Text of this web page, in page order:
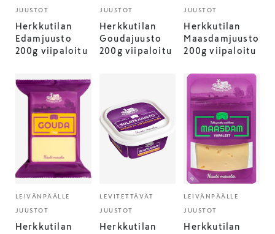
JUUSTOT
Herkkutilan
Edamjuusto
200g viipaloitu
JUUSTOT
Herkkutilan
Goudajuusto
200g viipaloitu
JUUSTOT
Herkkutilan
Maasdamjuusto
200g viipaloitu
LEIVÄNPÄÄLLE
JUUSTOT
Herkkutilan
LEVITETTÄVÄT
JUUSTOT
Herkkutilan
LEIVÄNPÄÄLLE
JUUSTOT
Herkkutilan